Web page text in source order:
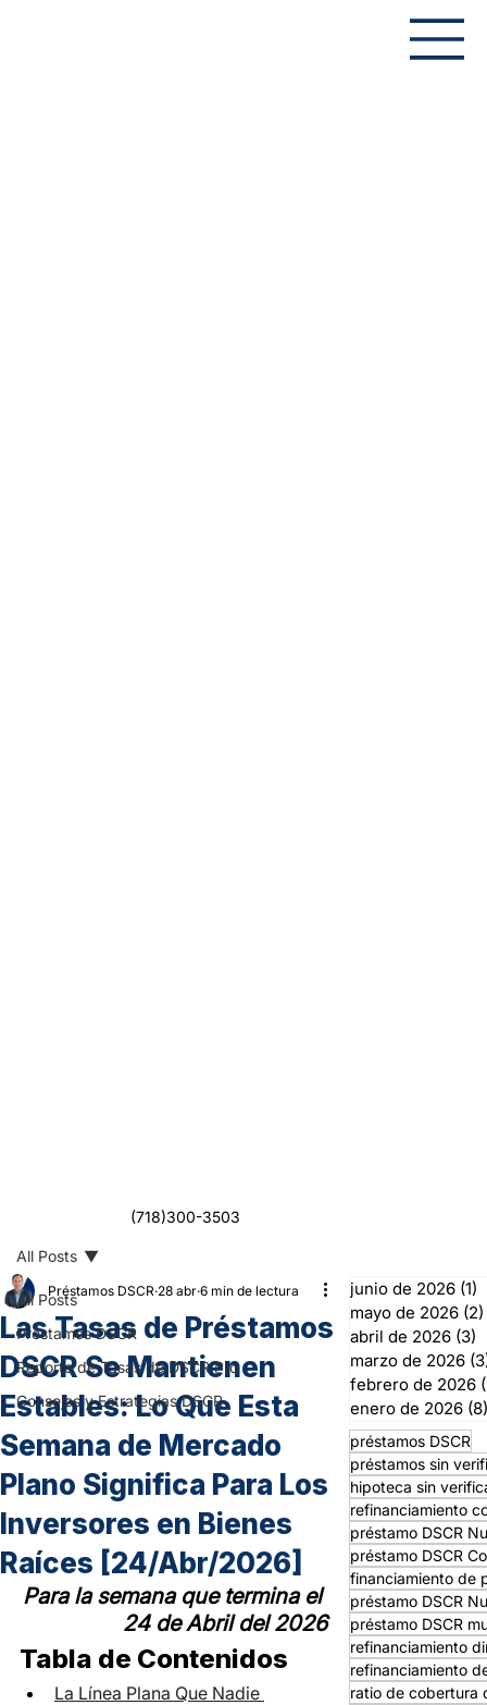
(718)300-3503
All Posts
Préstamos DSCR
Reporte de Tasas de DSCR Pro
Consejos y Estrategias DSCR
All Posts
Las Tasas de Préstamos
DSCR Se Mantienen
Estables: Lo Que Esta
Semana de Mercado
Plano Significa Para Los
Inversores en Bienes
Raíces [24/Abr/2026]
Préstamos DSCR 28 abr 6 min de lectura
Para la semana que termina el
24 de Abril del 2026
Tabla de Contenidos
La Línea Plana Que Nadie
junio de 2026 (1)
mayo de 2026 (2)
abril de 2026 (3)
marzo de 2026
febrero de 2026
enero de 2026 (8)
préstamos DSCR
préstamos sin
hipoteca sin
refinanciamiento
préstamo DSCR
préstamo DSCR
financiamiento de
préstamo DSCR
préstamo DSCR
refinanciamiento
refinanciamiento
ratio de cobertura